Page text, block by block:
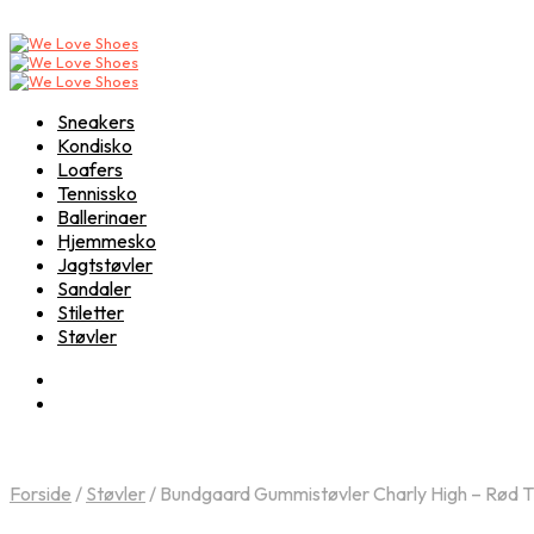
Sneakers
Kondisko
Loafers
Tennissko
Ballerinaer
Hjemmesko
Jagtstøvler
Sandaler
Stiletter
Støvler
Forside / Støvler/ Bundgaard Gummistøvler Charly High – Rød